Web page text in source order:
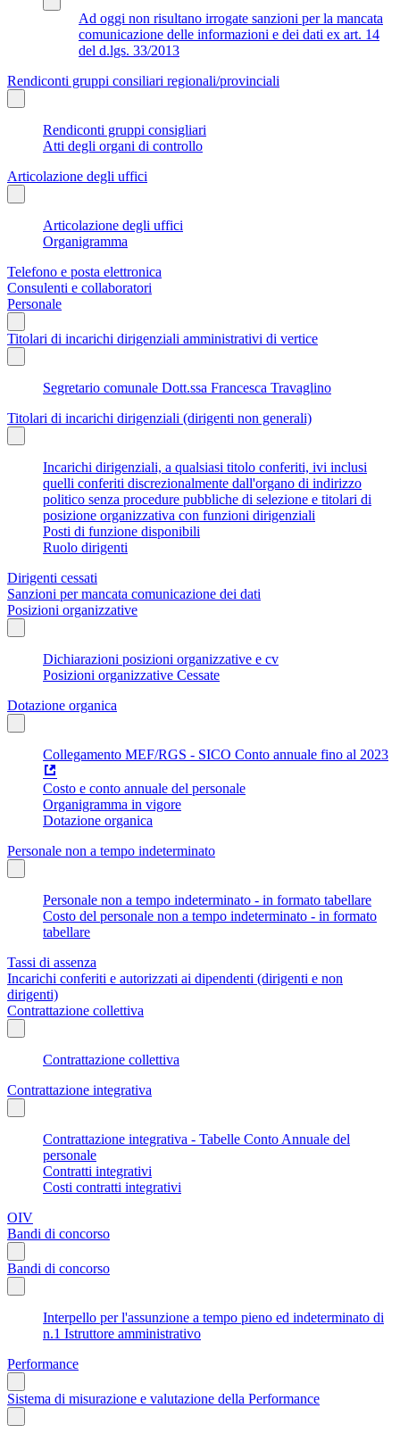
Ad oggi non risultano irrogate sanzioni per la mancata
comunicazione delle informazioni e dei dati ex art. 14
del d.lgs. 33/2013
Rendiconti gruppi consiliari regionali/provinciali
Rendiconti gruppi consigliari
Atti degli organi di controllo
Articolazione degli uffici
Articolazione degli uffici
Organigramma
Telefono e posta elettronica
Consulenti e collaboratori
Personale
Titolari di incarichi dirigenziali amministrativi di vertice
Segretario comunale Dott.ssa Francesca Travaglino
Titolari di incarichi dirigenziali (dirigenti non generali)
Incarichi dirigenziali, a qualsiasi titolo conferiti, ivi inclusi
quelli conferiti discrezionalmente dall'organo di indirizzo
politico senza procedure pubbliche di selezione e titolari di
posizione organizzativa con funzioni dirigenziali
Posti di funzione disponibili
Ruolo dirigenti
Dirigenti cessati
Sanzioni per mancata comunicazione dei dati
Posizioni organizzative
Dichiarazioni posizioni organizzative e cv
Posizioni organizzative Cessate
Dotazione organica
Collegamento MEF/RGS - SICO Conto annuale fino al 2023
Costo e conto annuale del personale
Organigramma in vigore
Dotazione organica
Personale non a tempo indeterminato
Personale non a tempo indeterminato - in formato tabellare
Costo del personale non a tempo indeterminato - in formato
tabellare
Tassi di assenza
Incarichi conferiti e autorizzati ai dipendenti (dirigenti e non
dirigenti)
Contrattazione collettiva
Contrattazione collettiva
Contrattazione integrativa
Contrattazione integrativa - Tabelle Conto Annuale del
personale
Contratti integrativi
Costi contratti integrativi
OIV
Bandi di concorso
Bandi di concorso
Interpello per l'assunzione a tempo pieno ed indeterminato di
n.1 Istruttore amministrativo
Performance
Sistema di misurazione e valutazione della Performance